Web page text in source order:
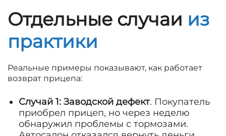
Отдельные случаи из
практики
Реальные примеры показывают, как работает
возврат прицепа:
Случай 1: Заводской дефект. Покупатель
приобрел прицеп, но через неделю
обнаружил проблемы с тормозами.